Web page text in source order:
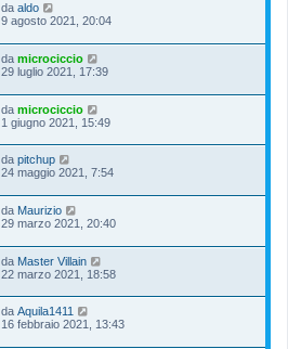
da aldo
9 agosto 2021, 20:04
da microciccio
29 luglio 2021, 17:39
da microciccio
1 giugno 2021, 15:49
da pitchup
24 maggio 2021, 7:54
da Maurizio
29 marzo 2021, 20:40
da Master Villain
22 marzo 2021, 18:58
da Aquila1411
16 febbraio 2021, 13:43